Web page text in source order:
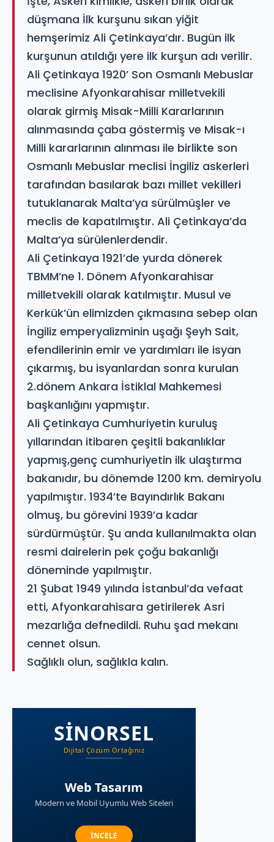
düşmana İlk kurşunu sıkan yiğit
hemşerimiz Ali Çetinkaya’dır. Bugün ilk
kurşunun atıldığı yere ilk kurşun adı verilir.
Ali Çetinkaya 1920’ Son Osmanlı Mebuslar
meclisine Afyonkarahisar milletvekili
olarak girmiş Misak-Milli Kararlarının
alınmasında çaba göstermiş ve Misak-ı
Milli kararlarının alınması ile birlikte son
Osmanlı Mebuslar meclisi İngiliz askerleri
tarafından basılarak bazı millet vekilleri
tutuklanarak Malta’ya sürülmüşler ve
meclis de kapatılmıştır. Ali Çetinkaya’da
Malta’ya sürülenlerdendir.
Ali Çetinkaya 1921’de yurda dönerek
TBMM’ne 1. Dönem Afyonkarahisar
milletvekili olarak katılmıştır. Musul ve
Kerkük’ün elimizden çıkmasına sebep olan
İngiliz emperyalizminin uşağı Şeyh Sait,
efendilerinin emir ve yardımları ile isyan
çıkarmış, bu isyanlardan sonra kurulan
2.dönem Ankara İstiklal Mahkemesi
başkanlığını yapmıştır.
Ali Çetinkaya Cumhuriyetin kuruluş
yıllarından itibaren çeşitli bakanlıklar
yapmış,genç cumhuriyetin ilk ulaştırma
bakanıdır, bu dönemde 1200 km. demiryolu
yapılmıştır. 1934’te Bayındırlık Bakanı
olmuş, bu görevini 1939’a kadar
sürdürmüştür. Şu anda kullanılmakta olan
resmi dairelerin pek çoğu bakanlığı
döneminde yapılmıştır.
21 Şubat 1949 yılında İstanbul’da vefaat
etti, Afyonkarahisara getirilerek Asri
mezarlığa defnedildi. Ruhu şad mekanı
cennet olsun.
Sağlıklı olun, sağlıkla kalın.